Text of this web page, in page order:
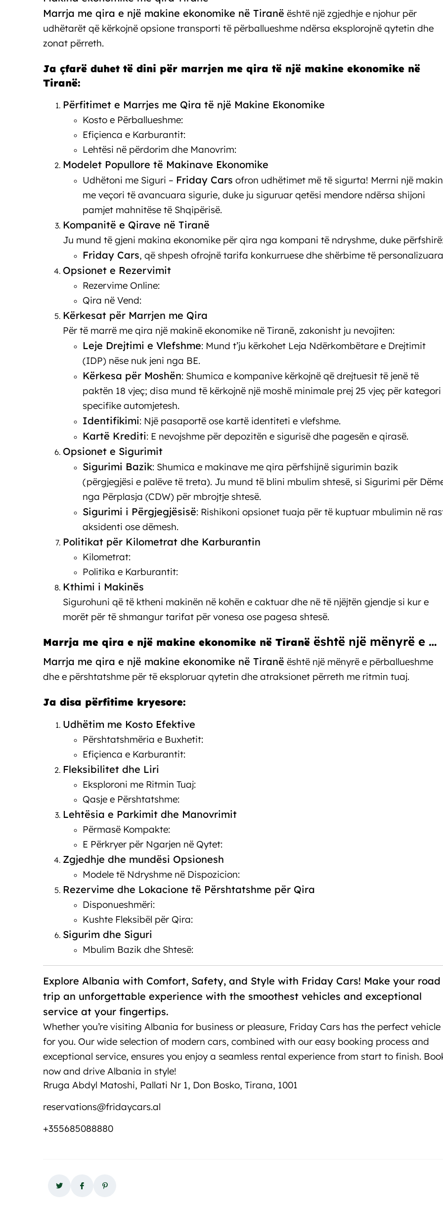
Marrja me qira e një makine ekonomike në Tiranë është një zgjedhje e njohur për
udhëtarët që kërkojnë opsione transporti të përballueshme ndërsa eksplorojnë qytetin dhe
zonat përreth.
Ja çfarë duhet të dini për marrjen me qira të një makine ekonomike në
Tiranë:
Përfitimet e Marrjes me Qira të një Makine Ekonomike
Kosto e Përballueshme:
Efiçienca e Karburantit:
Lehtësi në përdorim dhe Manovrim:
Modelet Popullore të Makinave Ekonomike
Udhëtoni me Siguri – Friday Cars ofron udhëtimet më të sigurta! Merrni një
me veçori të avancuara sigurie, duke ju siguruar qetësi mendore ndërsa shijoni
pamjet mahnitëse të Shqipërisë.
Kompanitë e Qirave në Tiranë
Ju mund të gjeni makina ekonomike për qira nga kompani të ndryshme, duke
Friday Cars, që shpesh ofrojnë tarifa konkurruese dhe shërbime të
Opsionet e Rezervimit
Rezervime Online:
Qira në Vend:
Kërkesat për Marrjen me Qira
Për të marrë me qira një makinë ekonomike në Tiranë, zakonisht ju nevojiten:
Leje Drejtimi e Vlefshme: Mund t’ju kërkohet Leja Ndërkombëtare e Drejtimit
(IDP) nëse nuk jeni nga BE.
Kërkesa për Moshën: Shumica e kompanive kërkojnë që drejtuesit të jenë të
paktën 18 vjeç; disa mund të kërkojnë një moshë minimale prej 25 vjeç për kategori
specifike automjetesh.
Identifikimi: Një pasaportë ose kartë identiteti e vlefshme.
Kartë Krediti: E nevojshme për depozitën e sigurisë dhe pagesën e qirasë.
Opsionet e Sigurimit
Sigurimi Bazik: Shumica e makinave me qira përfshijnë sigurimin bazik
(përgjegjësi e palëve të treta). Ju mund të blini mbulim shtesë, si Sigurimi për
nga Përplasja (CDW) për mbrojtje shtesë.
Sigurimi i Përgjegjësisë: Rishikoni opsionet tuaja për të kuptuar mbulimin në
aksidenti ose dëmesh.
Politikat për Kilometrat dhe Karburantin
Kilometrat:
Politika e Karburantit:
Kthimi i Makinës
Sigurohuni që të ktheni makinën në kohën e caktuar dhe në të njëjtën gjendje si kur e
morët për të shmangur tarifat për vonesa ose pagesa shtesë.
Marrja me qira e një makine ekonomike në Tiranë është një mënyrë e …
Marrja me qira e një makine ekonomike në Tiranë është një mënyrë e përballueshme
dhe e përshtatshme për të eksploruar qytetin dhe atraksionet përreth me ritmin tuaj.
Ja disa përfitime kryesore:
Udhëtim me Kosto Efektive
Përshtatshmëria e Buxhetit:
Efiçienca e Karburantit:
Fleksibilitet dhe Liri
Eksploroni me Ritmin Tuaj:
Qasje e Përshtatshme:
Lehtësia e Parkimit dhe Manovrimit
Përmasë Kompakte:
E Përkryer për Ngarjen në Qytet:
Zgjedhje dhe mundësi Opsionesh
Modele të Ndryshme në Dispozicion:
Rezervime dhe Lokacione të Përshtatshme për Qira
Disponueshmëri:
Kushte Fleksibël për Qira:
Sigurim dhe Siguri
Mbulim Bazik dhe Shtesë:
Explore Albania with Comfort, Safety, and Style with Friday Cars! Make your road
trip an unforgettable experience with the smoothest vehicles and exceptional
service at your fingertips.
Whether you’re visiting Albania for business or pleasure, Friday Cars has the perfect vehicle
for you. Our wide selection of modern cars, combined with our easy booking process and
exceptional service, ensures you enjoy a seamless rental experience from start to finish.
now and drive Albania in style!
Rruga Abdyl Matoshi, Pallati Nr 1, Don Bosko, Tirana, 1001
reservations@fridaycars.al
+355685088880